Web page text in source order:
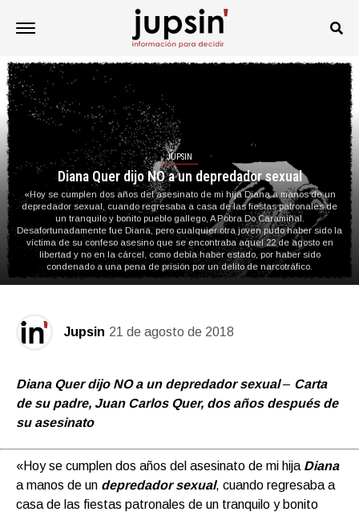
JUPSIN
Diana Quer dijo NO a un depredador sexual
«Hoy se cumplen dos años del asesinato de mi hija Diana a manos de un
depredador sexual, cuando regresaba a casa de las fiestas patronales de
un tranquilo y bonito pueblo gallego, A Pobra Do Caramiñal.
Desafortunadamente fue Diana, pero cualquier otra joven pudo haber sido la
víctima de su confeso asesino que se encontraba aquel 22 de agosto en
libertad y no en la cárcel, como debía haber estado, por haber sido
condenado a una pena de prisión por un delito de narcotráfico.
Jupsin 21 de agosto de 2018
Diana Quer dijo NO a un depredador sexual– Carta
de su padre, Juan Carlos Quer, dos años después de
su asesinato
«Hoy se cumplen dos años del asesinato de mi hija Diana
a manos de un depredador sexual, cuando regresaba a
casa de las fiestas patronales de un tranquilo y bonito